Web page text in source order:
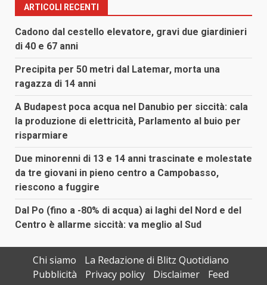
ARTICOLI RECENTI
Cadono dal cestello elevatore, gravi due giardinieri
di 40 e 67 anni
Precipita per 50 metri dal Latemar, morta una
ragazza di 14 anni
A Budapest poca acqua nel Danubio per siccità: cala
la produzione di elettricità, Parlamento al buio per
risparmiare
Due minorenni di 13 e 14 anni trascinate e molestate
da tre giovani in pieno centro a Campobasso,
riescono a fuggire
Dal Po (fino a -80% di acqua) ai laghi del Nord e del
Centro è allarme siccità: va meglio al Sud
Chi siamo
La Redazione di Blitz Quotidiano
Pubblicità
Privacy policy Disclaimer Feed